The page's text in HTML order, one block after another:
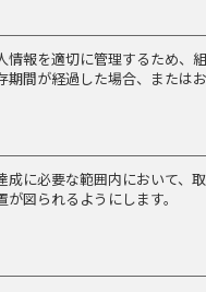
情報を適切に管理するため、
期間が経過した場合、または
成に必要な範囲内において、
が図られるようにします。